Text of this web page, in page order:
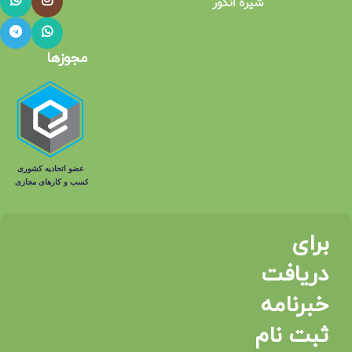
مجوزها
برای
دریافت
خبرنامه
ثبت نام